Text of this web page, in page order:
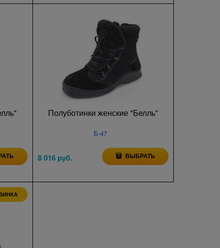
Полуботинки женские "Белль"
Б-47
8 016 руб. ВЫБРАТЬ